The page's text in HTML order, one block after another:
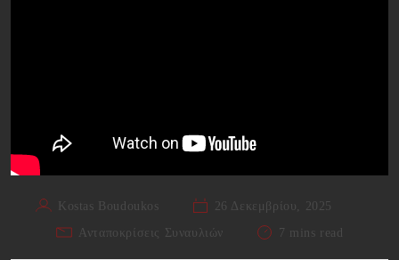
Kostas Boudoukos
26 Δεκεμβρίου, 2025
Ανταποκρίσεις Συναυλιών
7 mins read